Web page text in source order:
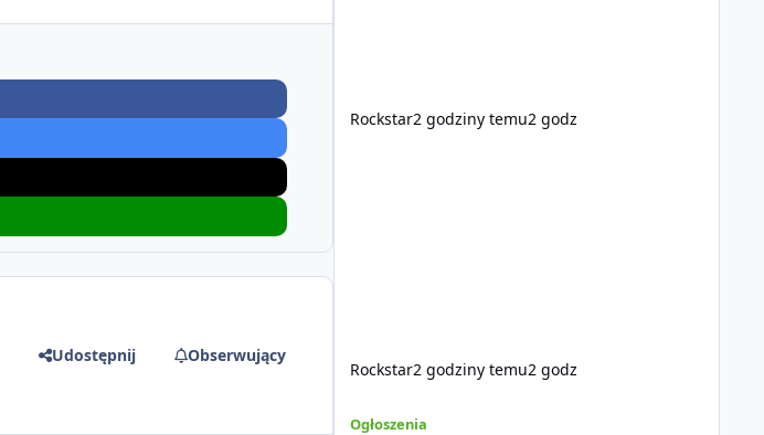
Udostępnij Obserwujący
Rockstar2 godziny temu2 godz
Rockstar2 godziny temu2 godz
Ogłoszenia